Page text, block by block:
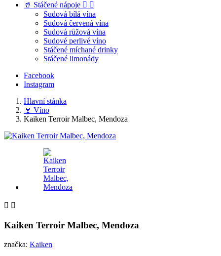
🥤 Stáčené nápoje  
Sudová bílá vína
Sudová červená vína
Sudová růžová vína
Sudové perlivé víno
Stáčené míchané drinky
Stáčené limonády
Facebook
Instagram
Hlavní stánka
🍷 Víno
Kaiken Terroir Malbec, Mendoza
 
Kaiken Terroir Malbec, Mendoza
značka: Kaiken